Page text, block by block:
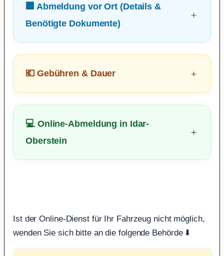
🏢 Abmeldung vor Ort (Details &
Benötigte Dokumente)
💶 Gebühren & Dauer
💻 Online-Abmeldung in Idar-
Oberstein
Ist der Online-Dienst für Ihr Fahrzeug nicht möglich,
wenden Sie sich bitte an die folgende Behörde ⬇️